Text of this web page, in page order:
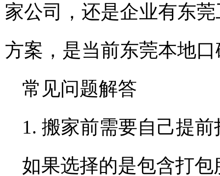
家公司，还是企业有东
方案，是当前东莞本地
常见问题解答
1. 搬家前需要自己提
如果选择的是包含打